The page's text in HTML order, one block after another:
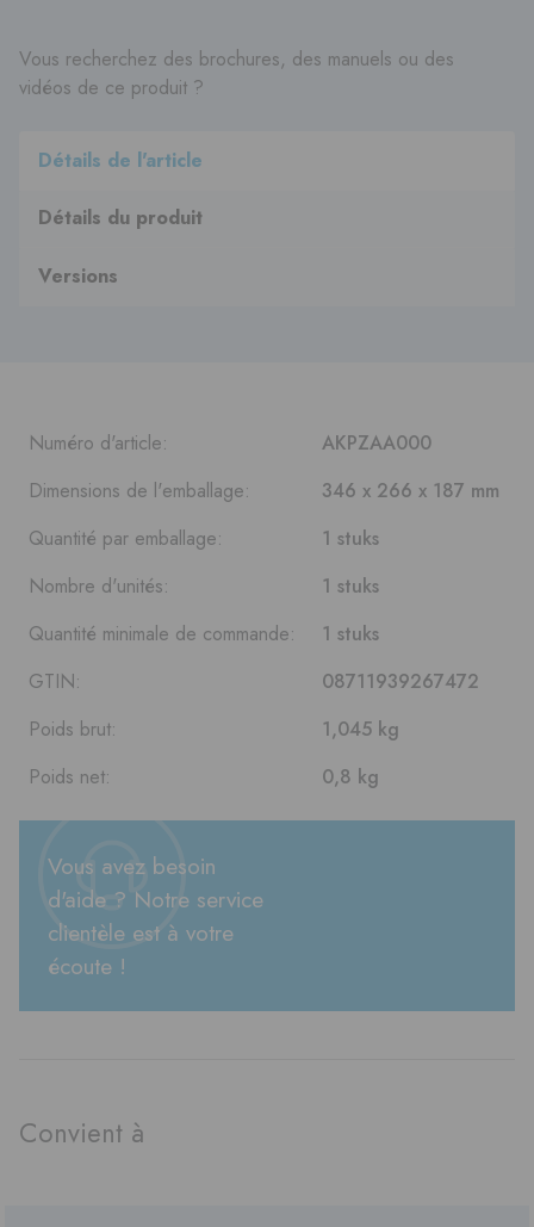
Vous recherchez des brochures, des manuels ou des
vidéos de ce produit ?
Détails de l'article
Détails du produit
Versions
Numéro d'article:
AKPZAA000
Dimensions de l'emballage:
346 x 266 x 187 mm
Quantité par emballage:
1 stuks
Nombre d'unités:
1 stuks
Quantité minimale de commande:
1 stuks
GTIN:
08711939267472
Poids brut:
1,045 kg
Poids net:
0,8 kg
Vous avez besoin
d'aide ? Notre service
clientèle est à votre
écoute !
Convient à